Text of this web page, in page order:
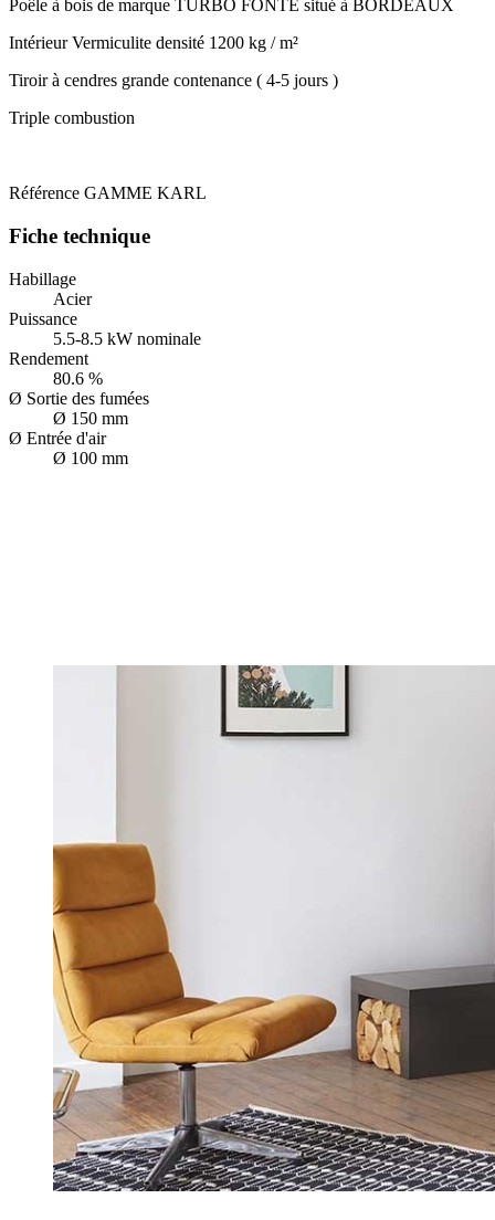
Poêle à bois de marque TURBO FONTE situé à BORDEAUX
Intérieur Vermiculite densité 1200 kg / m²
Tiroir à cendres grande contenance ( 4-5 jours )
Triple combustion
Référence GAMME KARL
Fiche technique
Habillage
Acier
Puissance
5.5-8.5 kW nominale
Rendement
80.6 %
Ø Sortie des fumées
Ø 150 mm
Ø Entrée d'air
Ø 100 mm